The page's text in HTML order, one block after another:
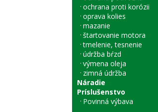
ochrana proti korózii
oprava kolies
mazanie
štartovanie motora
tmelenie, tesnenie
údržba bŕzd
výmena oleja
zimná údržba
Náradie
Príslušenstvo
Povinná výbava